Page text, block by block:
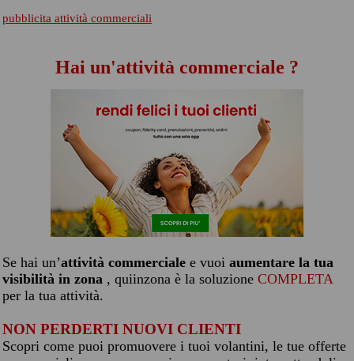
pubblicita attività commerciali
Hai un'attività commerciale ?
Se hai un’attività commerciale e vuoi aumentare la tua
visibilità in zona , quiinzona è la soluzione COMPLETA
per la tua attività.
NON PERDERTI NUOVI CLIENTI
Scopri come puoi promuovere i tuoi volantini, le tue offerte